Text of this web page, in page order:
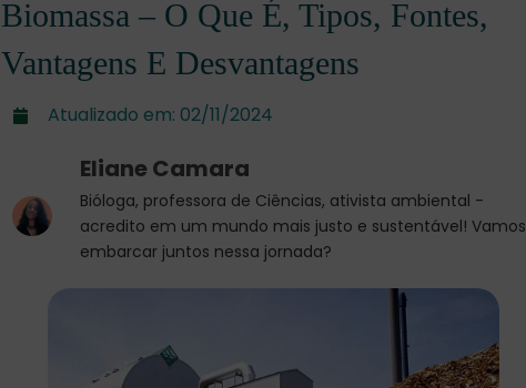
Biomassa – O Que É, Tipos, Fontes,
Vantagens E Desvantagens
Atualizado em: 02/11/2024
Eliane Camara
Bióloga, professora de Ciências, ativista ambiental -
acredito em um mundo mais justo e sustentável! Vamos
embarcar juntos nessa jornada?